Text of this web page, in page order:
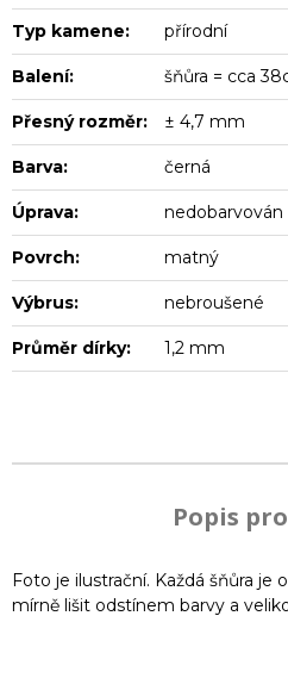
Typ kamene: přírodní
Balení: šňůra = cca
Přesný rozměr: ± 4,7 mm
Barva: černá
Úprava: nedobarvován
Povrch: matný
Výbrus: nebroušené
Průměr dírky: 1,2 mm
Popis
Foto je ilustrační. Každá šňůra je
mírně lišit odstínem barvy a